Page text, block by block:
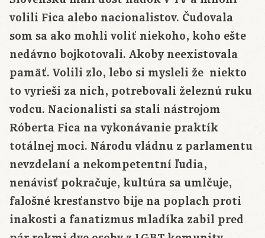
volili Fica alebo nacionalistov. Čudovala
som sa ako mohli voliť niekoho, koho ešte
nedávno bojkotovali. Akoby neexistovala
pamäť. Volili zlo, lebo si mysleli že niekto
to vyrieši za nich, potrebovali železnú ruku
vodcu. Nacionalisti sa stali nástrojom
Róberta Fica na vykonávanie praktík
totálnej moci. Národu vládnu z parlamentu
nevzdelaní a nekompetentní ľudia,
nenávisť pokračuje, kultúra sa umlčuje,
falošné kresťanstvo bije na poplach proti
inakosti a fanatizmus mladíka zabil pred